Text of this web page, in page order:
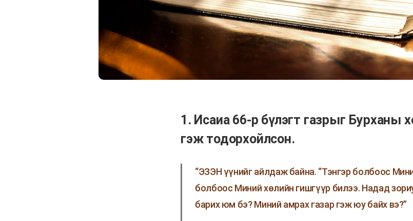
1. Исаиа 66-р бүлэгт газрыг Бурханы
гэж тодорхойлсон.
“ЭЗЭН үүнийг айлдаж байна. “Тэнгэр болбоос
болбоос Миний хөлийн гишгүүр билээ. Надад
барих юм бэ? Миний амрах газар гэж юу байх вэ?”